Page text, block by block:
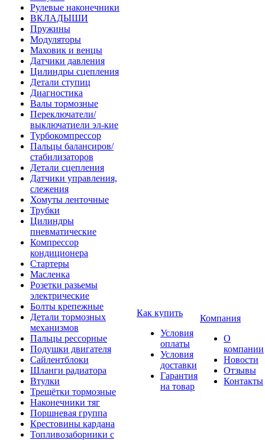
Рулевые наконечники
ВКЛАДЫШИ
Пружины
Модуляторы
Маховик и венцы
Датчики давления
Цилиндры сцепления
Детали ступиц
Диагностика
Валы тормозные
Переключатели/
выключатиели эл-кие
Турбокомпрессор
Пальцы балансиров/
стабилизаторов
Детали сцепления
Датчики управления,
слежения
Хомуты ленточные
Трубки
Цилиндры
пневматические
Компрессор
кондиционера
Стартеры
Масленка
Розетки разьемы
электрические
Болты крепежные
Детали тормозных
механизмов
Пальцы рессорные
Подушки двигателя
Сайлентблоки
Шланги радиатора
Втулки
Трещётки тормозные
Наконечники тяг
Поршневая группа
Крестовины кардана
Топливозаборники с
Как купить
Условия
оплаты
Условия
доставки
Гарантия
на товар
Компания
О
компании
Новости
Отзывы
Контакты